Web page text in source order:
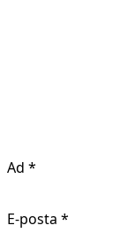
Ad *
E-posta *